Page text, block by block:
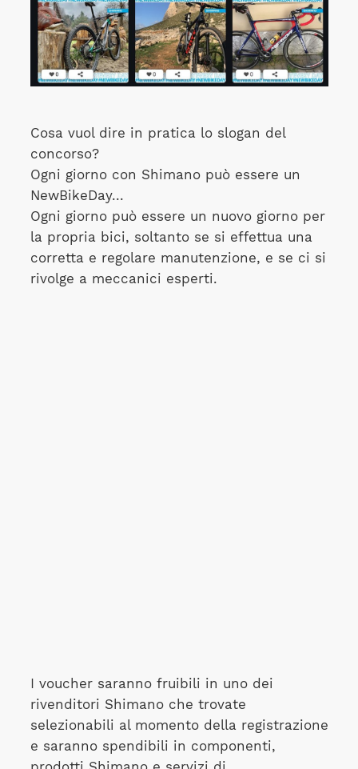
Cosa vuol dire in pratica lo slogan del
concorso?
Ogni giorno con Shimano può essere un
NewBikeDay...
Ogni giorno può essere un nuovo giorno per
la propria bici, soltanto se si effettua una
corretta e regolare manutenzione, e se ci si
rivolge a meccanici esperti.
I voucher saranno fruibili in uno dei
rivenditori Shimano che trovate
selezionabili al momento della registrazione
e saranno spendibili in componenti,